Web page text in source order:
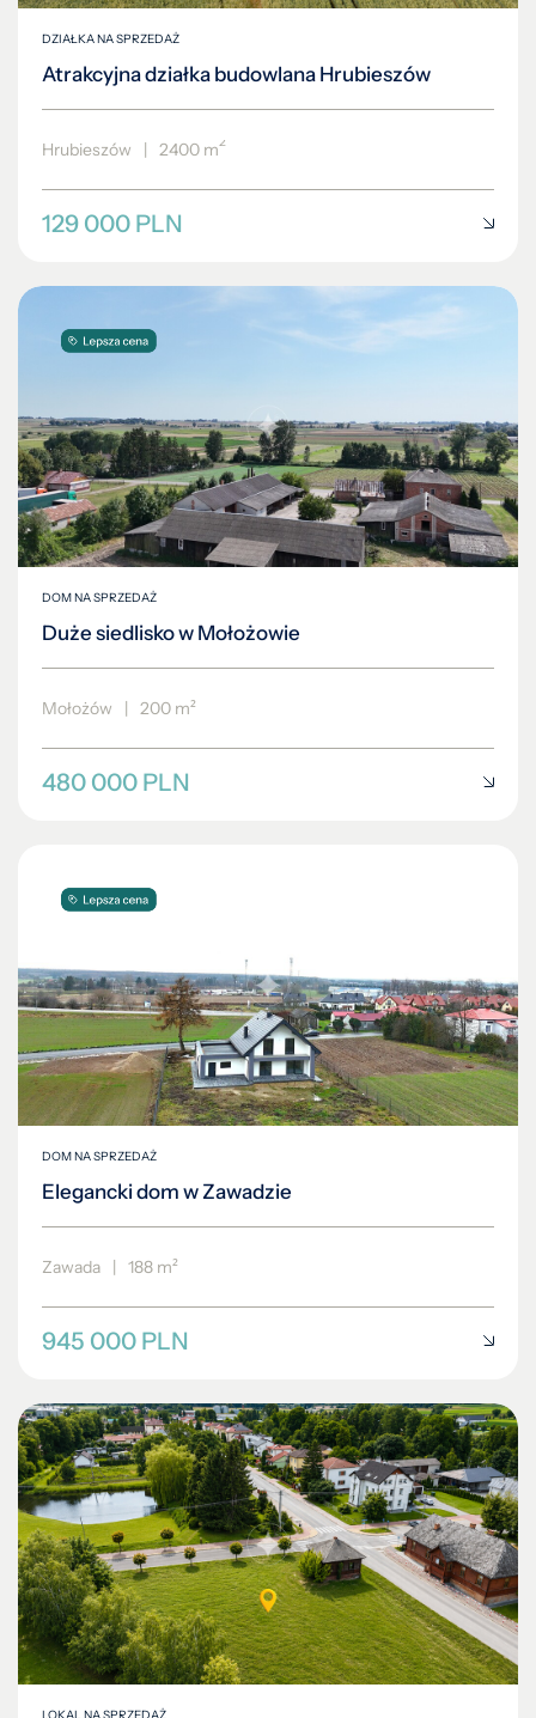
DZIAŁKA NA SPRZEDAŻ
Atrakcyjna działka budowlana Hrubieszów
Hrubieszów | 2400 m2
129 000 PLN
DOM NA SPRZEDAŻ
Duże siedlisko w Mołożowie
Mołożów | 200 m²
480 000 PLN
DOM NA SPRZEDAŻ
Elegancki dom w Zawadzie
Zawada | 188 m²
945 000 PLN
LOKAL NA SPRZEDAŻ